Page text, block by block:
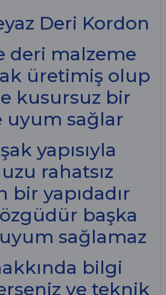
Deri Kordon
deri malzeme
üretimiş olup
kusursuz bir
uyum sağlar
yapısıyla
rahatsız
bir yapıdadır
başka
sağlamaz
bilgi
ve teknik